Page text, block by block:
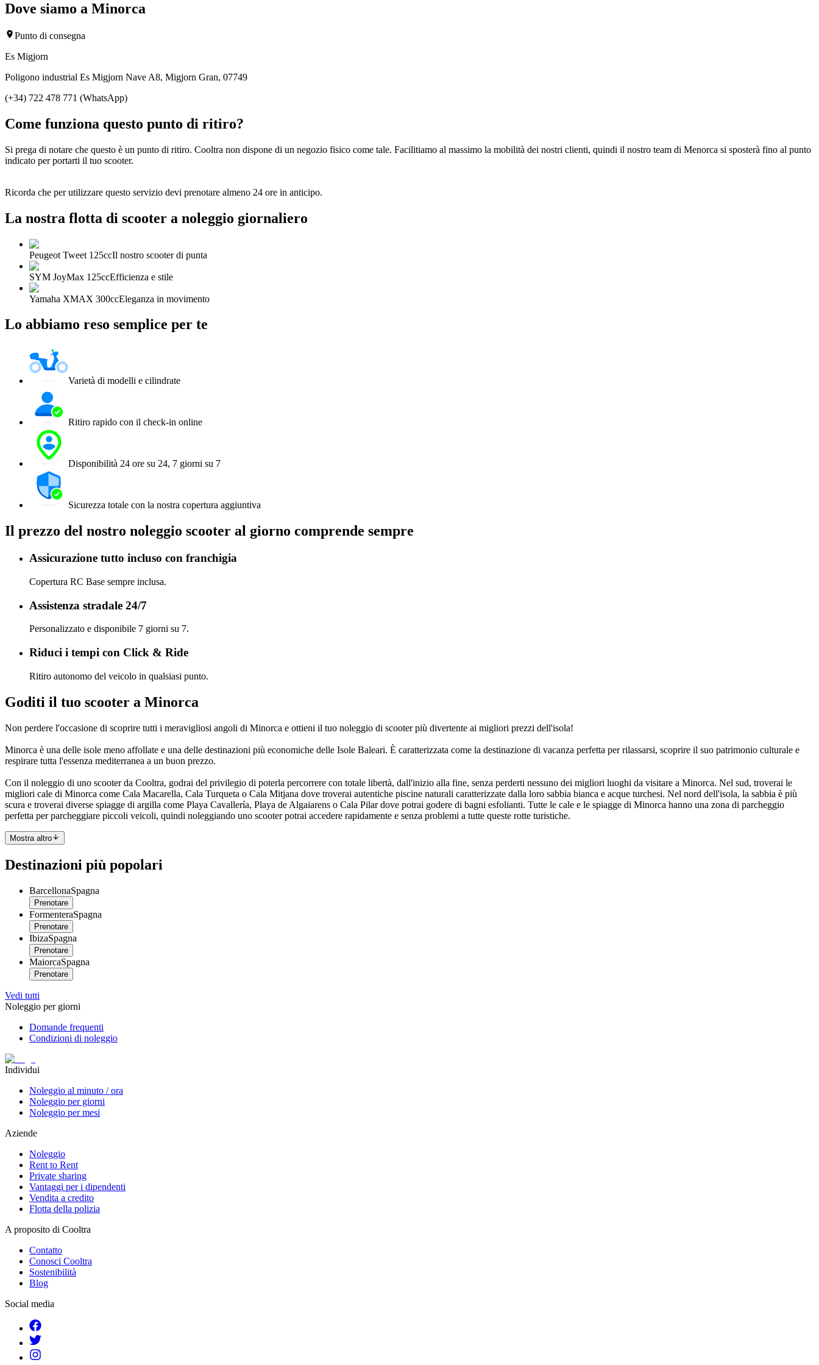
Dove siamo a Minorca
Punto di consegna
Es Migjorn
Poligono industrial Es Migjorn Nave A8, Migjorn Gran, 07749
(+34) 722 478 771 (WhatsApp)
Come funziona questo punto di ritiro?
Si prega di notare che questo è un punto di ritiro. Cooltra non dispone di un negozio fisico come tale. Facilitiamo al massimo la mobilità dei nostri clienti, quindi il nostro team di Menorca si sposterà fino al punto
indicato per portarti il tuo scooter.
Ricorda che per utilizzare questo servizio devi prenotare almeno 24 ore in anticipo.
La nostra flotta di scooter a noleggio giornaliero
Peugeot Tweet 125ccIl nostro scooter di punta
SYM JoyMax 125ccEfficienza e stile
Yamaha XMAX 300ccEleganza in movimento
Lo abbiamo reso semplice per te
Varietà di modelli e cilindrate
Ritiro rapido con il check-in online
Disponibilità 24 ore su 24, 7 giorni su 7
Sicurezza totale con la nostra copertura aggiuntiva
Il prezzo del nostro noleggio scooter al giorno comprende sempre
Assicurazione tutto incluso con franchigia
Copertura RC Base sempre inclusa.
Assistenza stradale 24/7
Personalizzato e disponibile 7 giorni su 7.
Riduci i tempi con Click & Ride
Ritiro autonomo del veicolo in qualsiasi punto.
Goditi il tuo scooter a Minorca
Non perdere l'occasione di scoprire tutti i meravigliosi angoli di Minorca e ottieni il tuo noleggio di scooter più divertente ai migliori prezzi dell'isola!
Minorca è una delle isole meno affollate e una delle destinazioni più economiche delle Isole Baleari. È caratterizzata come la destinazione di vacanza perfetta per rilassarsi, scoprire il suo patrimonio culturale e
respirare tutta l'essenza mediterranea a un buon prezzo.
Con il noleggio di uno scooter da Cooltra, godrai del privilegio di poterla percorrere con totale libertà, dall'inizio alla fine, senza perderti nessuno dei migliori luoghi da visitare a Minorca. Nel sud, troverai le
migliori cale di Minorca come Cala Macarella, Cala Turqueta o Cala Mitjana dove troverai autentiche piscine naturali caratterizzate dalla loro sabbia bianca e acque turchesi. Nel nord dell'isola, la sabbia è più
scura e troverai diverse spiagge di argilla come Playa Cavallería, Playa de Algaiarens o Cala Pilar dove potrai godere di bagni esfolianti. Tutte le cale e le spiagge di Minorca hanno una zona di parcheggio
perfetta per parcheggiare piccoli veicoli, quindi noleggiando uno scooter potrai accedere rapidamente e senza problemi a tutte queste rotte turistiche.
Mostra altro
Destinazioni più popolari
BarcellonaSpagna
Prenotare
FormenteraSpagna
Prenotare
IbizaSpagna
Prenotare
MaiorcaSpagna
Prenotare
Vedi tutti
Noleggio per giorni
Domande frequenti
Condizioni di noleggio
Individui
Noleggio al minuto / ora
Noleggio per giorni
Noleggio per mesi
Aziende
Noleggio
Rent to Rent
Private sharing
Vantaggi per i dipendenti
Vendita a credito
Flotta della polizia
A proposito di Cooltra
Contatto
Conosci Cooltra
Sostenibilità
Blog
Social media